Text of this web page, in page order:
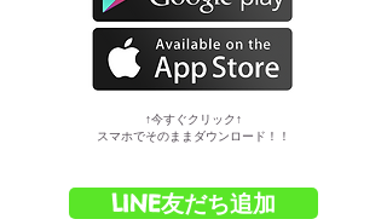
​↑今すぐクリック↑
スマホでそのままダウンロード！！
LINE友だち追加